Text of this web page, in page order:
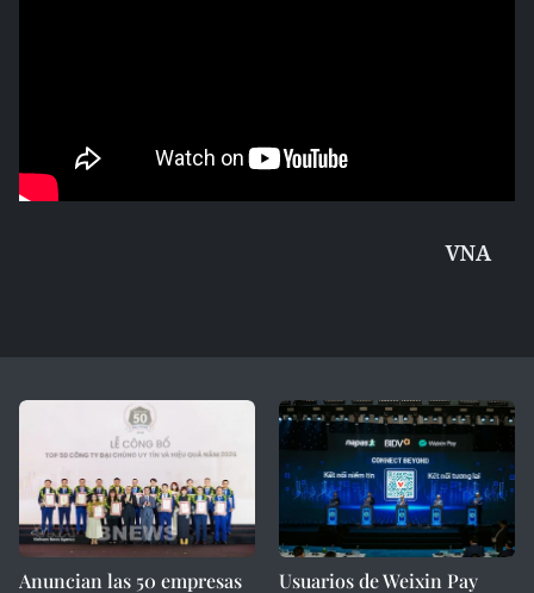
VNA
Anuncian las 50 empresas
Usuarios de Weixin Pay